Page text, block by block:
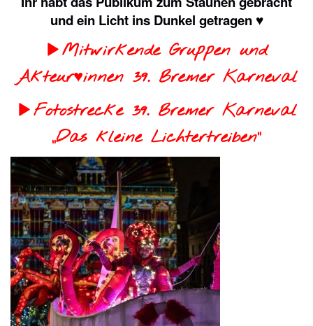
und ein Licht ins Dunkel getragen ♥
Mitwirkende Gruppen und
Akteur♥innen 39. Bremer Karneval
Fotostrecke 39. Bremer Karneval
„Das kleine Lichtertreiben“